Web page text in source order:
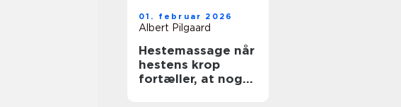
01. februar 2026
Albert Pilgaard
Hestemassage når
hestens krop
fortæller, at noget